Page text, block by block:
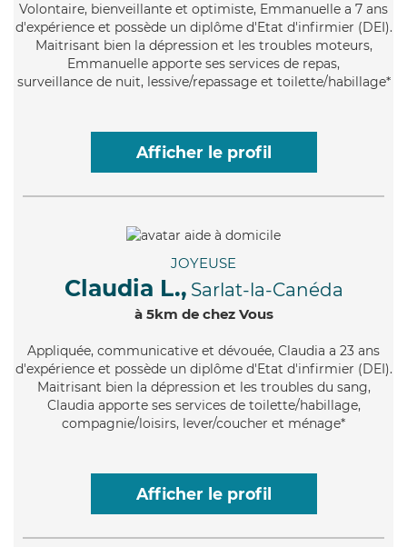
Volontaire, bienveillante et optimiste, Emmanuelle a 7 ans
d'expérience et possède un diplôme d'Etat d'infirmier (DEI).
Maitrisant bien la dépression et les troubles moteurs,
Emmanuelle apporte ses services de repas,
surveillance de nuit, lessive/repassage et toilette/habillage*
Afficher le profil
JOYEUSE
Claudia L., Sarlat-la-Canéda
à 5km de chez Vous
Appliquée, communicative et dévouée, Claudia a 23 ans
d'expérience et possède un diplôme d'Etat d'infirmier (DEI).
Maitrisant bien la dépression et les troubles du sang,
Claudia apporte ses services de toilette/habillage,
compagnie/loisirs, lever/coucher et ménage*
Afficher le profil